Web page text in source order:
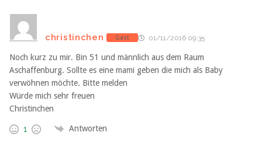
christinchen Gast 01/11/2016 09:35
Noch kurz zu mir. Bin 51 und männlich aus dem Raum
Aschaffenburg. Sollte es eine mami geben die mich als Baby
verwöhnen möchte. Bitte melden
Würde mich sehr freuen
Christinchen
1 Antworten